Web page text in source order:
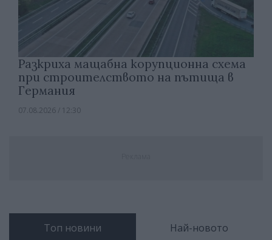
Разкриха мащабна корупционна схема
при строителството на пътища в
Германия
07.08.2026 / 12:30
Топ новини Най-новото